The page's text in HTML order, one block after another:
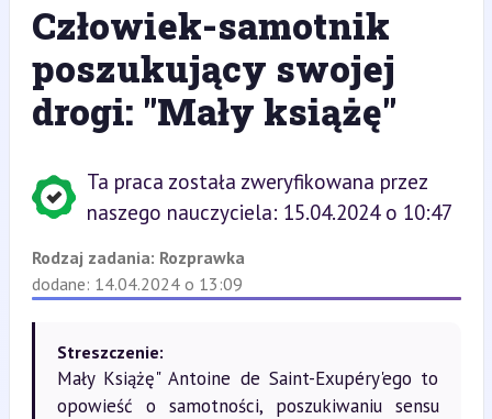
Człowiek-samotnik
poszukujący swojej
drogi: "Mały książę"
Ta praca została zweryfikowana przez
naszego nauczyciela: 15.04.2024 o 10:47
Rodzaj zadania: Rozprawka
dodane: 14.04.2024 o 13:09
Streszczenie:
Mały Książę" Antoine de Saint-Exupéry'ego to
opowieść o samotności, poszukiwaniu sensu